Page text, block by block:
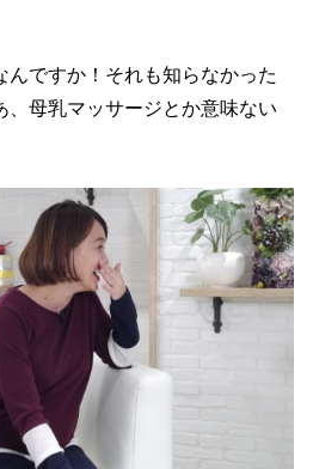
んですか！それも知らなかった
、母乳マッサージとか意味ない